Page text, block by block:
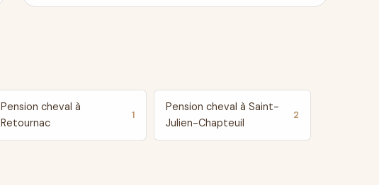
Pension cheval à
Retournac
1
Pension cheval à Saint-
Julien-Chapteuil
2